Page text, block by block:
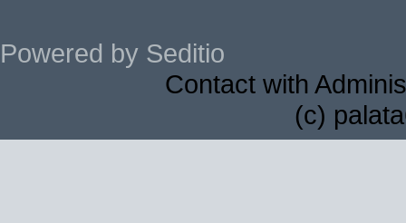
Powered by Seditio
Contact with
(c)